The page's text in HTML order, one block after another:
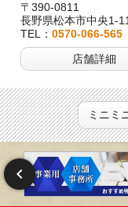
〒390-0811
長野県松本市中央1-11-15桂林堂
TEL： 0570-066-565
店舗詳細
ミニミ